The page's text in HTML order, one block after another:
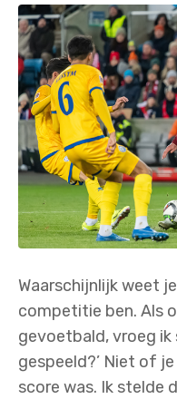
Waarschijnlijk weet
competitie ben. Als
gevoetbald, vroeg ik
gespeeld?’ Niet of
score was. Ik stelde